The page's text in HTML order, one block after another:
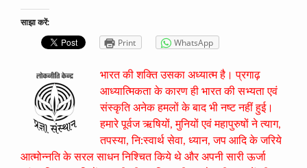
साझा करें:
Print WhatsApp
भारत की शक्ति उसका अध्यात्म है। प्रगाढ़
आध्यात्मिकता के कारण ही भारत की सभ्यता एवं
संस्कृति अनेक हमलों के बाद भी नष्ट नहीं हुई।
हमारे पूर्वज ऋषियों, मुनियों एवं महापुरुषों ने त्याग,
तपस्या, नि:स्वार्थ सेवा, ध्यान, जप आदि के जरिये
आत्मोन्नति के सरल साधन निश्चित किये थे और अपनी सारी ऊर्जा